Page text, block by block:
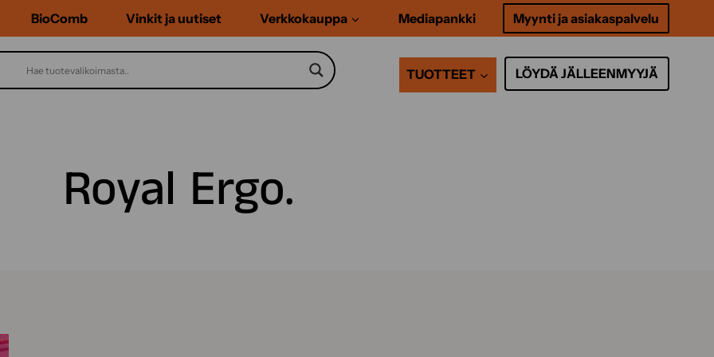
BioComb Vinkit ja uutiset Verkkokauppa Mediapankki Myynti ja asiakaspalvelu
TUOTTEET LÖYDÄ JÄLLEENMYYJÄ
Royal Ergo.